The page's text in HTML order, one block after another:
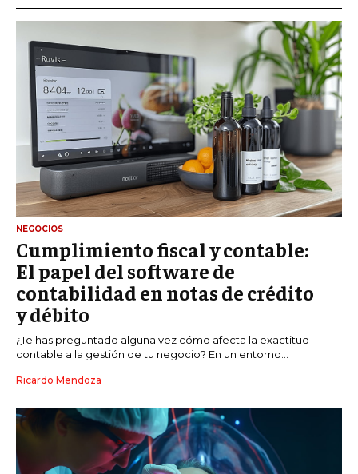
NEGOCIOS
Cumplimiento fiscal y contable:
El papel del software de
contabilidad en notas de crédito
y débito
¿Te has preguntado alguna vez cómo afecta la exactitud
contable a la gestión de tu negocio? En un entorno...
Ricardo Mendoza